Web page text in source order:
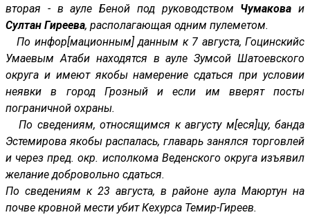
вторая - в ауле Беной под руководством Чумакова и
Султан Гиреева, располагающая одним пулеметом.
По инфор[мационным] данным к 7 августа, Гоцинскийс
Умаевым Атаби находятся в ауле Зумсой Шатоевского
округа и имеют якобы намерение сдаться при условии
неявки в город Грозный и если им вверят посты
пограничной охраны.
По сведениям, относящимся к августу м[еся]цу, банда
Эстемирова якобы распалась, главарь занялся торговлей
и через пред. окр. исполкома Веденского округа изъявил
желание добровольно сдаться.
По сведениям к 23 августа, в районе аула Маюртун на
почве кровной мести убит Кехурса Темир-Гиреев.